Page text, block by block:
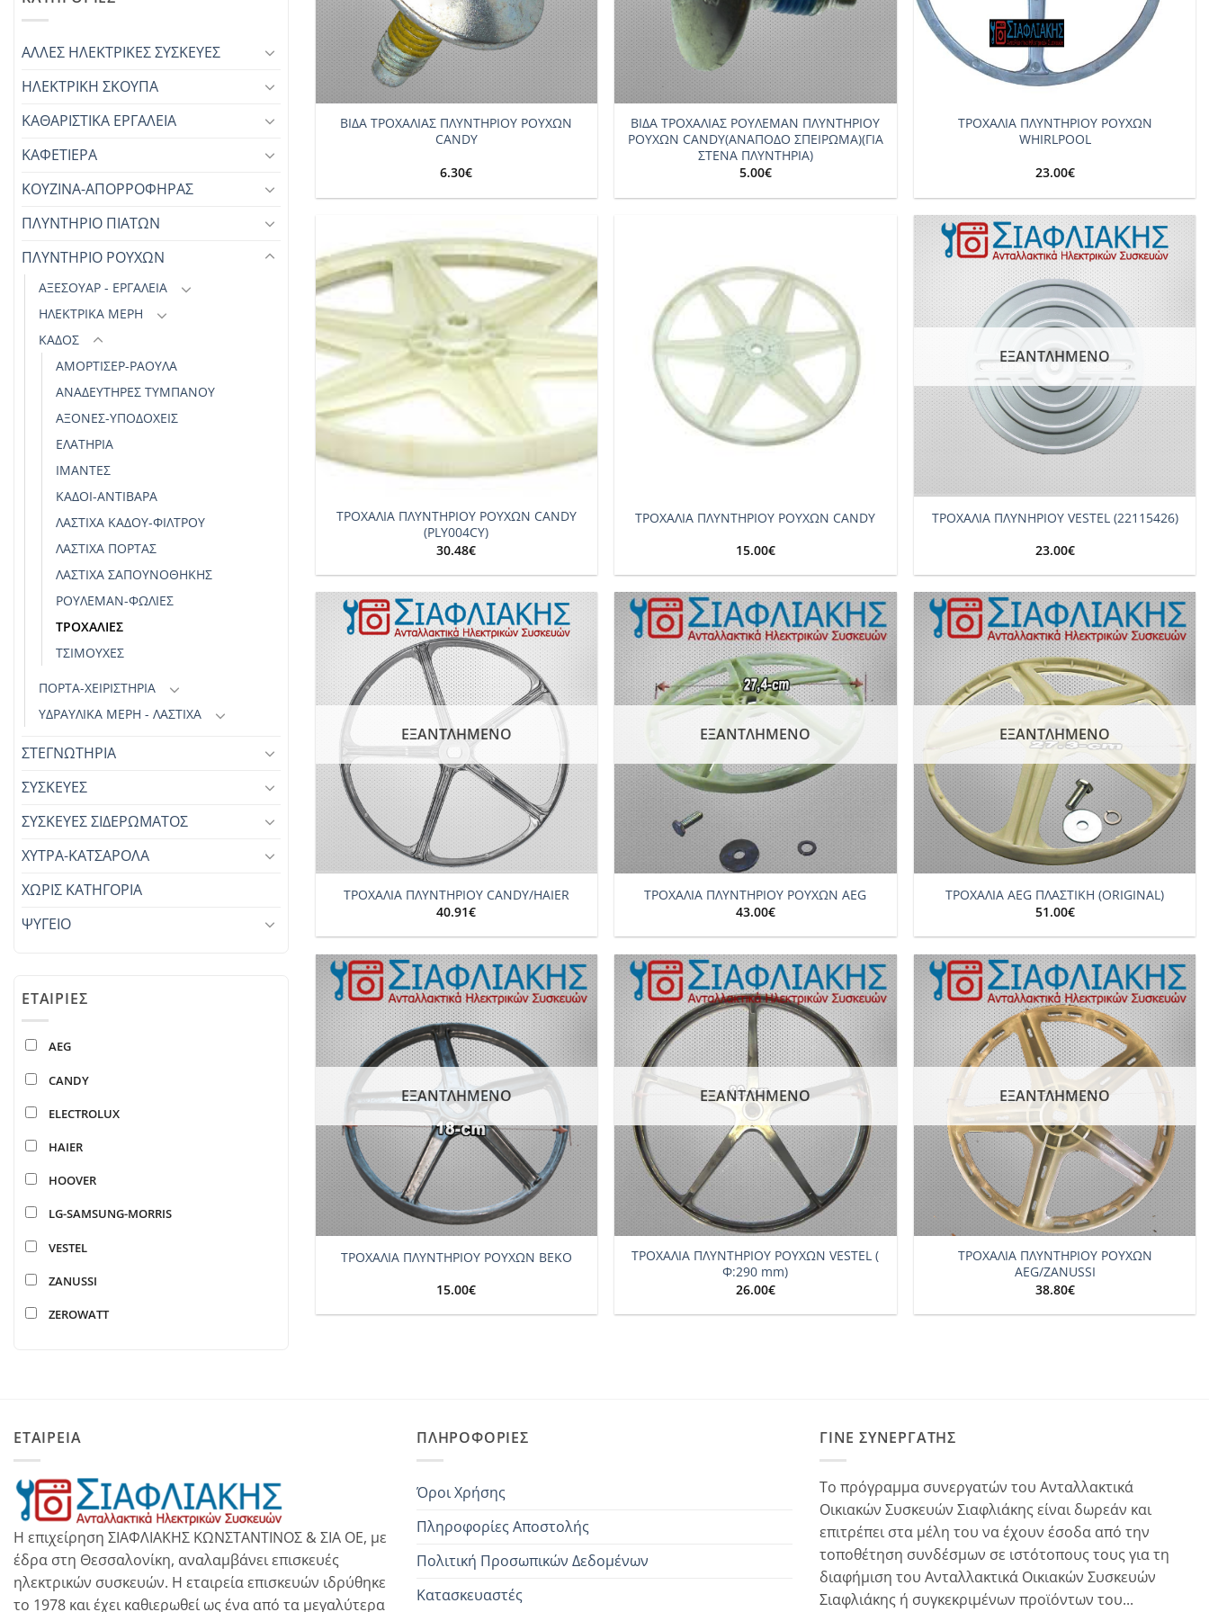
ΑΛΛΕΣ ΗΛΕΚΤΡΙΚΕΣ ΣΥΣΚΕΥΕΣ
ΗΛΕΚΤΡΙΚΗ ΣΚΟΥΠΑ
ΚΑΘΑΡΙΣΤΙΚΑ ΕΡΓΑΛΕΙΑ
ΚΑΦΕΤΙΕΡΑ
ΚΟΥΖΙΝΑ-ΑΠΟΡΡΟΦΗΡΑΣ
ΠΛΥΝΤΗΡΙΟ ΠΙΑΤΩΝ
ΠΛΥΝΤΗΡΙΟ ΡΟΥΧΩΝ
ΑΞΕΣΟΥΆΡ - ΕΡΓΑΛΕΊΑ
ΗΛΕΚΤΡΙΚΆ ΜΈΡΗ
ΚΆΔΟΣ
ΑΜΟΡΤΙΣΈΡ-ΡΑΟΥΛΑ
ΑΝΑΔΕΥΤΉΡΕΣ ΤΥΜΠΆΝΟΥ
ΆΞΟΝΕΣ-ΥΠΟΔΟΧΕΊΣ
ΕΛΑΤΉΡΙΑ
ΙΜΆΝΤΕΣ
ΚΆΔΟΙ-ΑΝΤΊΒΑΡΑ
ΛΆΣΤΙΧΑ ΚΆΔΟΥ-ΦΊΛΤΡΟΥ
ΛΆΣΤΙΧΑ ΠΌΡΤΑΣ
ΛΆΣΤΙΧΑ ΣΑΠΟΥΝΟΘΉΚΗΣ
ΡΟΥΛΕΜΆΝ-ΦΩΛΙΕΣ
ΤΡΟΧΑΛΊΕΣ
ΤΣΙΜΟΎΧΕΣ
ΠΟΡΤΑ-ΧΕΙΡΙΣΤΗΡΙΑ
ΥΔΡΑΥΛΙΚΆ ΜΈΡΗ - ΛΆΣΤΙΧΑ
ΣΤΕΓΝΩΤΗΡΙΑ
ΣΥΣΚΕΥΕΣ
ΣΥΣΚΕΥΕΣ ΣΙΔΕΡΩΜΑΤΟΣ
ΧΥΤΡΑ-ΚΑΤΣΑΡΟΛΑ
ΧΩΡΊΣ ΚΑΤΗΓΟΡΊΑ
ΨΥΓΕΙΟ
ΕΤΑΙΡΊΕΣ
AEG
CANDY
ELECTROLUX
HAIER
HOOVER
LG-SAMSUNG-MORRIS
VESTEL
ZANUSSI
ZEROWATT
ΒΙΔΑ ΤΡΟΧΑΛΙΑΣ ΠΛΥΝΤΗΡΙΟΥ ΡΟΥΧΩΝ
CANDY
6.30€
ΒΙΔΑ ΤΡΟΧΑΛΙΑΣ ΡΟΥΛΕΜΑΝ ΠΛΥΝΤΗΡΙΟΥ
ΡΟΥΧΩΝ CANDY(ΑΝΑΠΟΔΟ ΣΠΕΙΡΩΜΑ)(ΓΙΑ
ΣΤΕΝΑ ΠΛΥΝΤΗΡΙΑ)
5.00€
ΤΡΟΧΑΛΙΑ ΠΛΥΝΤΗΡΙΟΥ ΡΟΥΧΩΝ
WHIRLPOOL
23.00€
Add to
wishlist
ΤΡΟΧΑΛΙΑ ΠΛΥΝΤΗΡΙΟΥ ΡΟΥΧΩΝ CANDY
(PLY004CY)
30.48€
ΤΡΟΧΑΛΙΑ ΠΛΥΝΤΗΡΙΟΥ ΡΟΥΧΩΝ CANDY
15.00€
Add to
wishlist
ΕΞΑΝΤΛΗΜΈΝΟ
ΤΡΟΧΑΛΙΑ ΠΛΥΝΗΡΙΟΥ VESTEL (22115426)
23.00€
Add to
wishlist
ΕΞΑΝΤΛΗΜΈΝΟ
ΤΡΟΧΑΛΙΑ ΠΛΥΝΤΗΡΙΟΥ CANDY/HAIER
40.91€
Add to
wishlist
ΕΞΑΝΤΛΗΜΈΝΟ
ΤΡΟΧΑΛΙΑ ΠΛΥΝΤΗΡΙΟΥ ΡΟΥΧΩΝ AEG
43.00€
Add to
wishlist
ΕΞΑΝΤΛΗΜΈΝΟ
ΤΡΟΧΑΛΙΑ AEG ΠΛΑΣΤΙΚΗ (ORIGINAL)
51.00€
Add to
wishlist
ΕΞΑΝΤΛΗΜΈΝΟ
ΤΡΟΧΑΛΙΑ ΠΛΥΝΤΗΡΙΟΥ ΡΟΥΧΩΝ BEKO
15.00€
Add to
wishlist
ΕΞΑΝΤΛΗΜΈΝΟ
ΤΡΟΧΑΛΙΑ ΠΛΥΝΤΗΡΙΟΥ ΡΟΥΧΩΝ VESTEL (
Φ:290 mm)
26.00€
Add to
wishlist
ΕΞΑΝΤΛΗΜΈΝΟ
ΤΡΟΧΑΛΙΑ ΠΛΥΝΤΗΡΙΟΥ ΡΟΥΧΩΝ
AEG/ZANUSSI
38.80€
ΕΤΑΙΡΕΙΑ
Η επιχείρηση ΣΙΑΦΛΙΑΚΗΣ ΚΩΝΣΤΑΝΤΙΝΟΣ & ΣΙΑ ΟΕ, με
έδρα στη Θεσσαλονίκη, αναλαμβάνει επισκευές
ηλεκτρικών συσκευών. Η εταιρεία επισκευών ιδρύθηκε
το 1978 και έχει καθιερωθεί ως ένα από τα μεγαλύτερα
ΠΛΗΡΟΦΟΡΊΕΣ
Όροι Χρήσης
Πληροφορίες Αποστολής
Πολιτική Προσωπικών Δεδομένων
Κατασκευαστές
ΓΊΝΕ ΣΥΝΕΡΓΆΤΗΣ
Το πρόγραμμα συνεργατών του Ανταλλακτικά
Οικιακών Συσκευών Σιαφλιάκης είναι δωρεάν και
επιτρέπει στα μέλη του να έχουν έσοδα από την
τοποθέτηση συνδέσμων σε ιστότοπους τους για τη
διαφήμιση του Ανταλλακτικά Οικιακών Συσκευών
Σιαφλιάκης ή συγκεκριμένων προϊόντων του...